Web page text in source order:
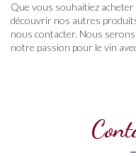
Que vous souhaitiez acheter
découvrir nos autres
nous contacter. Nous
notre passion pour le vin